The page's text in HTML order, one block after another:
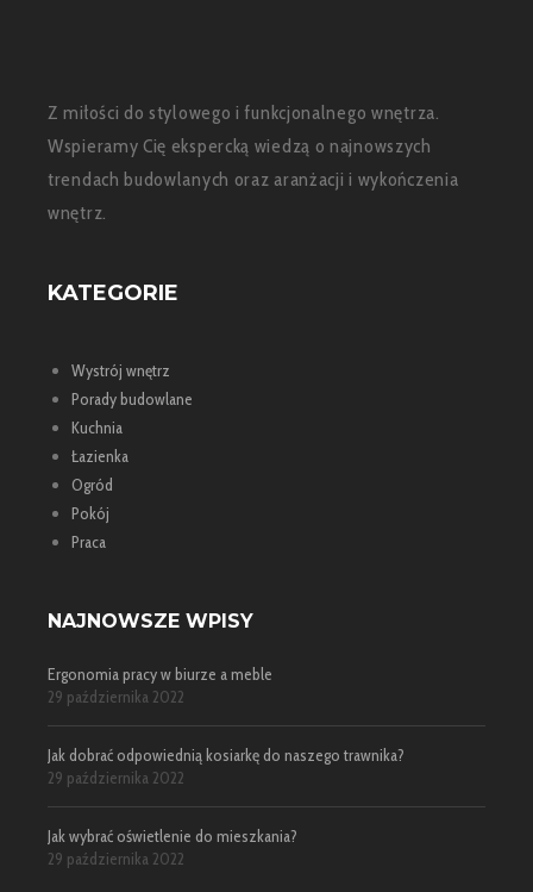
Z miłości do stylowego i funkcjonalnego wnętrza.
Wspieramy Cię ekspercką wiedzą o najnowszych
trendach budowlanych oraz aranżacji i wykończenia
wnętrz.
KATEGORIE
Wystrój wnętrz
Porady budowlane
Kuchnia
Łazienka
Ogród
Pokój
Praca
NAJNOWSZE WPISY
Ergonomia pracy w biurze a meble
29 października 2022
Jak dobrać odpowiednią kosiarkę do naszego trawnika?
29 października 2022
Jak wybrać oświetlenie do mieszkania?
29 października 2022